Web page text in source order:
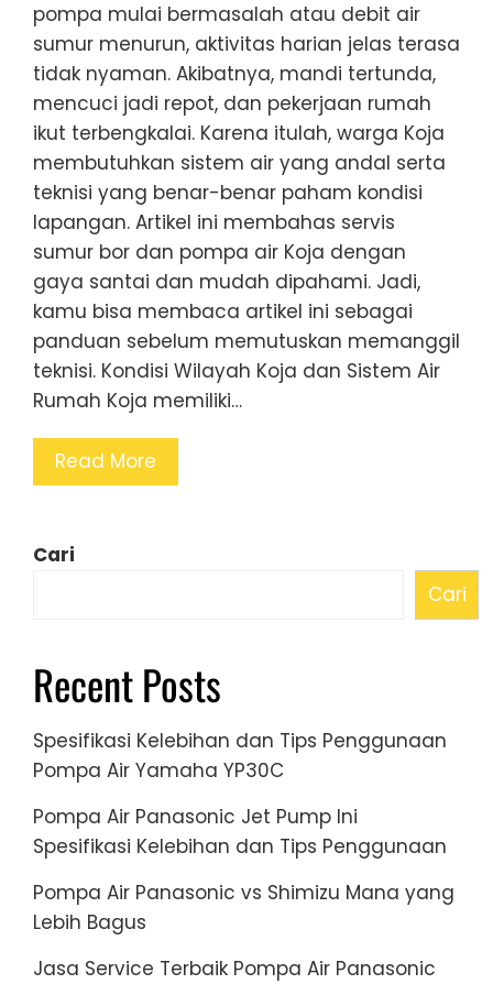
pompa mulai bermasalah atau debit air
sumur menurun, aktivitas harian jelas terasa
tidak nyaman. Akibatnya, mandi tertunda,
mencuci jadi repot, dan pekerjaan rumah
ikut terbengkalai. Karena itulah, warga Koja
membutuhkan sistem air yang andal serta
teknisi yang benar-benar paham kondisi
lapangan. Artikel ini membahas servis
sumur bor dan pompa air Koja dengan
gaya santai dan mudah dipahami. Jadi,
kamu bisa membaca artikel ini sebagai
panduan sebelum memutuskan memanggil
teknisi. Kondisi Wilayah Koja dan Sistem Air
Rumah Koja memiliki…
Read More
Cari
Cari
Recent Posts
Spesifikasi Kelebihan dan Tips Penggunaan
Pompa Air Yamaha YP30C
Pompa Air Panasonic Jet Pump Ini
Spesifikasi Kelebihan dan Tips Penggunaan
Pompa Air Panasonic vs Shimizu Mana yang
Lebih Bagus
Jasa Service Terbaik Pompa Air Panasonic